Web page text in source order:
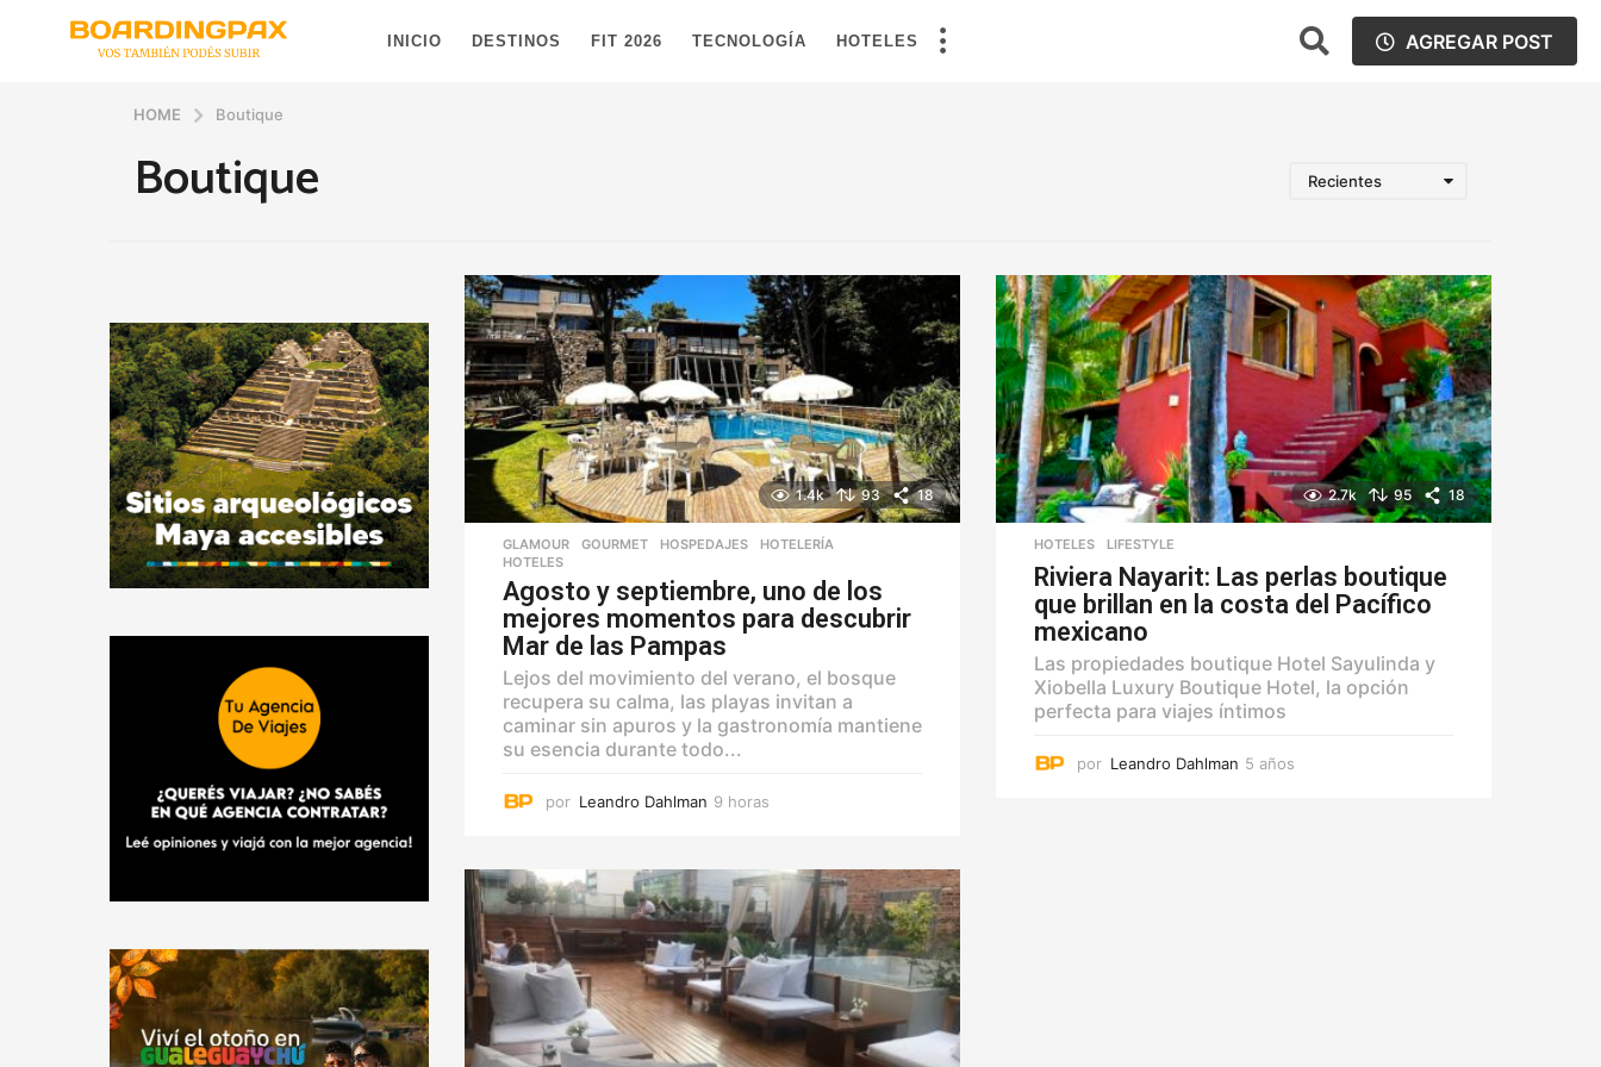
INICIO DESTINOS FIT 2026 TECNOLOGÍA HOTELES AGREGAR POST
HOME Boutique
Boutique Recientes
1.4k 93 18
GLAMOUR ,GOURMET ,HOSPEDAJES ,HOTELERÍA
HOTELES
Agosto y septiembre, uno de los
mejores momentos para descubrir
Mar de las Pampas
Lejos del movimiento del verano, el bosque
recupera su calma, las playas invitan a
caminar sin apuros y la gastronomía mantiene
su esencia durante todo...
por Leandro Dahlman 9 horas
r
a
s
2.7k 95 18
HOTELES ,LIFESTYLE
Riviera Nayarit: Las perlas boutique
que brillan en la costa del Pacífico
mexicano
Las propiedades boutique Hotel Sayulinda y
Xiobella Luxury Boutique Hotel, la opción
perfecta para viajes íntimos
por Leandro Dahlman 5 años